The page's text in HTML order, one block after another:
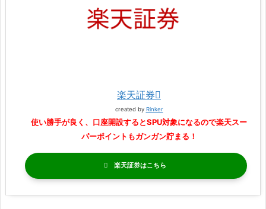
楽天証券
created by Rinker
使い勝手が良く、口座開設するとSPU対象になるので楽天スー
パーポイントもガンガン貯まる！
楽天証券